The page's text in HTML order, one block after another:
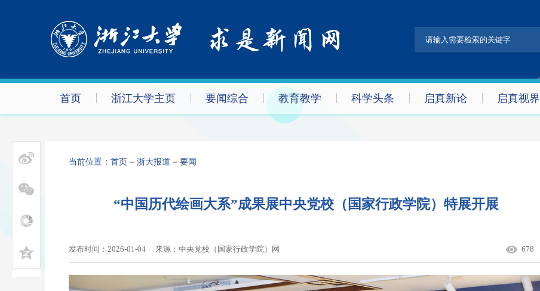
首页 浙江大学主页 要闻综合 教育教学 科学头条 启真新论 启真视界
当前位置： 首页 浙大报道 要闻
“中国历代绘画大系”成果展中央党校（国家行政学院）特展开展
发布时间：2026-01-04 来源：中央党校（国家行政学院）网 678